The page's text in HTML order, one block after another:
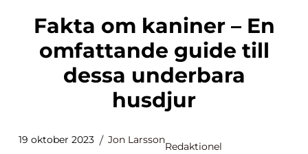
Fakta om kaniner – En
omfattande guide till
dessa underbara
husdjur
19 oktober 2023 Jon Larsson
Redaktionel